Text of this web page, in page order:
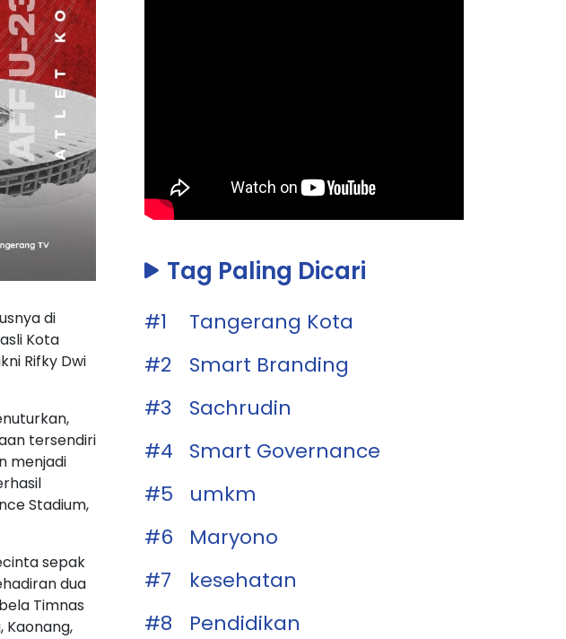
di
Kota
Rifky Dwi
tersendiri
menjadi
Stadium,
sepak
dua
Timnas
Kaonang,
Tag Paling Dicari
#1
Tangerang Kota
#2
Smart Branding
#3
Sachrudin
#4
Smart Governance
#5
umkm
#6
Maryono
#7
kesehatan
#8
Pendidikan